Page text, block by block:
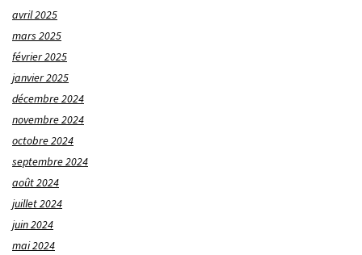
avril 2025
mars 2025
février 2025
janvier 2025
décembre 2024
novembre 2024
octobre 2024
septembre 2024
août 2024
juillet 2024
juin 2024
mai 2024